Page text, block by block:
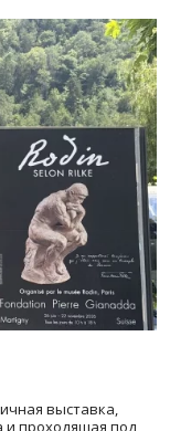
выставка,
и проходящая под